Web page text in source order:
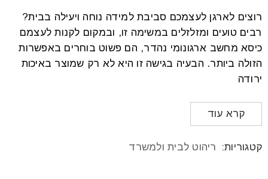
רוצים לארגן לעצמכם סביבת למידה נוחה ויעילה בבית?
רבים טועים ומזלזלים במשימה זו, ובמקום לקנות לעצמם
כיסא מחשב ארגונומי נהדר, הם פשוט בוחרים באפשרות
הזולה ביותר. הבעיה בגישה זו היא לא רק שמוצר באיכות
ירודה
קרא עוד
קטגוריות: ריהוט לבית ולמשרד